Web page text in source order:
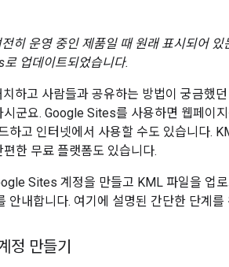
전히 운영 중인 제품일 때 원래 표시되어
로 업데이트되었습니다.
치하고 사람들과 공유하는 방법이 궁금
시군요. Google Sites를 사용하면 웹페이
하고 인터넷에서 사용할 수도 있습니다.
편한 무료 플랫폼도 있습니다.
Sites 계정을 만들고 KML 파일을 업
안내합니다. 여기에 설명된 간단한 단계
정 만들기